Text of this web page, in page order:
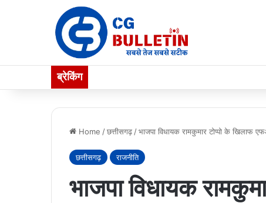
ब्रेकिंग
Home /छत्तीसगढ़ /भाजपा विधायक रामकुमार टोप्पो के खिलाफ
छत्तीसगढ़ राजनीति
भाजपा विधायक